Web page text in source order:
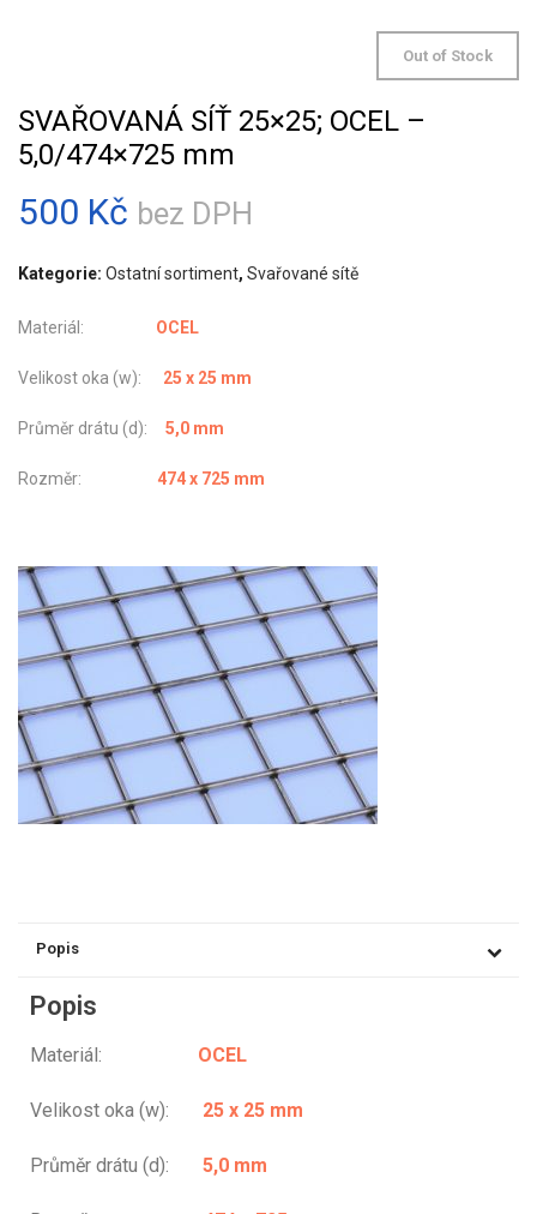
Out of Stock
SVAŘOVANÁ SÍŤ 25×25; OCEL –
5,0/474×725 mm
500 Kč bez DPH
Kategorie: Ostatní sortiment, Svařované sítě
Materiál: OCEL
Velikost oka (w): 25 x 25 mm
Průměr drátu (d): 5,0 mm
Rozměr: 474 x 725 mm
Popis
Popis
Materiál: OCEL
Velikost oka (w): 25 x 25 mm
Průměr drátu (d): 5,0 mm